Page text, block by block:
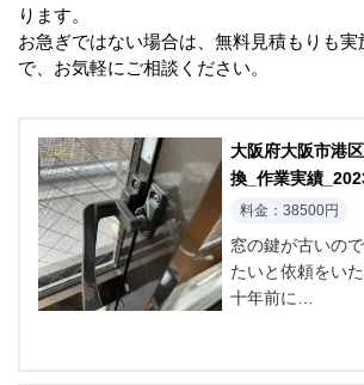
ります。
お急ぎではない場合は、無料見積もりも
で、お気軽にご相談ください。
大阪府大阪市港
換_作業実績
料金：38500円
窓の鍵が古いの
たいと依頼をい
十年前に…